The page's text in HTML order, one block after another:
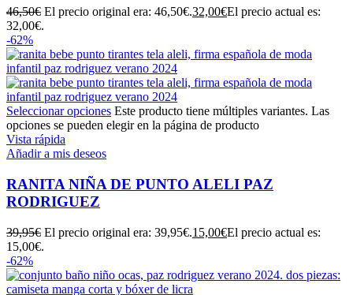
46,50€ El precio original era: 46,50€.32,00€El precio actual es:
32,00€.
-62%
Seleccionar opciones Este producto tiene múltiples variantes. Las
opciones se pueden elegir en la página de producto
Vista rápida
Añadir a mis deseos
RANITA NIÑA DE PUNTO ALELI PAZ
RODRIGUEZ
39,95€ El precio original era: 39,95€.15,00€El precio actual es:
15,00€.
-62%